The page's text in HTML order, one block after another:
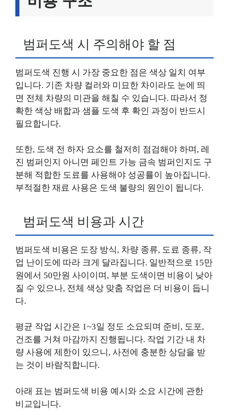
범퍼도색 시 주의해야 할 점
범퍼도색 진행 시 가장 중요한 점은 색상 일치 여부
입니다. 기존 차량 컬러와 미묘한 차이라도 눈에 띄
면 전체 차량의 미관을 해칠 수 있습니다. 따라서 정
확한 색상 배합과 샘플 도색 후 확인 과정이 반드시
필요합니다.
또한, 도색 전 하자 요소를 철저히 점검해야 하며, 레
진 범퍼인지 아니면 페인트 가능 금속 범퍼인지도 구
분해 적합한 도료를 사용해야 성공률이 높아집니다.
부적절한 재료 사용은 도색 불량의 원인이 됩니다.
범퍼도색 비용과 시간
범퍼도색 비용은 도장 방식, 차량 종류, 도료 종류, 작
업 난이도에 따라 크게 달라집니다. 일반적으로 15만
원에서 50만원 사이이며, 부분 도색이면 비용이 낮아
질 수 있으나, 전체 색상 맞춤 작업은 더 비용이 듭니
다.
평균 작업 시간은 1~3일 정도 소요되며 준비, 도포,
건조를 거쳐 마감까지 진행됩니다. 작업 기간 내 차
량 사용에 제한이 있으니, 사전에 충분한 상담을 받
는 것이 바람직합니다.
아래 표는 범퍼도색 비용 예시와 소요 시간에 관한
비교입니다.